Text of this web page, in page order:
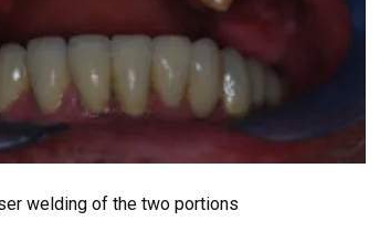
welding of the two portions